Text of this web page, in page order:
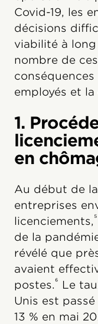
Covid-19, les
décisions
viabilité à
nombre de
employés et
1.
en
Au début de
entreprises
licenciements,⁵
de la
révélé que
avaient
postes.⁶ Le
Unis est
13 % en mai